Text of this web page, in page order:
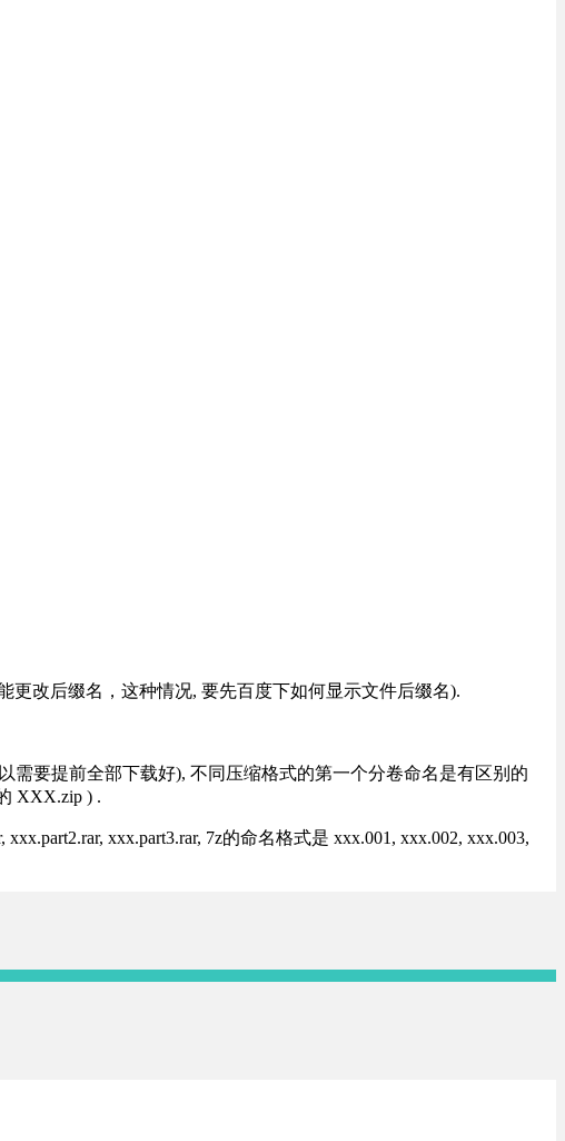
更改后缀名，这种情况, 要先百度下如何显示文件后缀名).
需要提前全部下载好), 不同压缩格式的第一个分卷命名是有区别的
XXX.zip ) .
xxx.part3.rar, 7z的命名格式是 xxx.001, xxx.002, xxx.003,